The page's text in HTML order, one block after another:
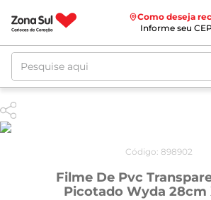
Como deseja
Informe seu CEP
Pesquise aqui
Código: 898902
Filme De Pvc
Picotado Wyda 28cm